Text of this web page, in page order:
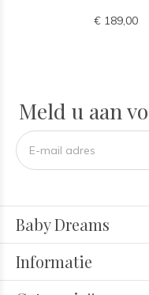
€ 189,00
Meld u aan
Baby Dreams
Informatie